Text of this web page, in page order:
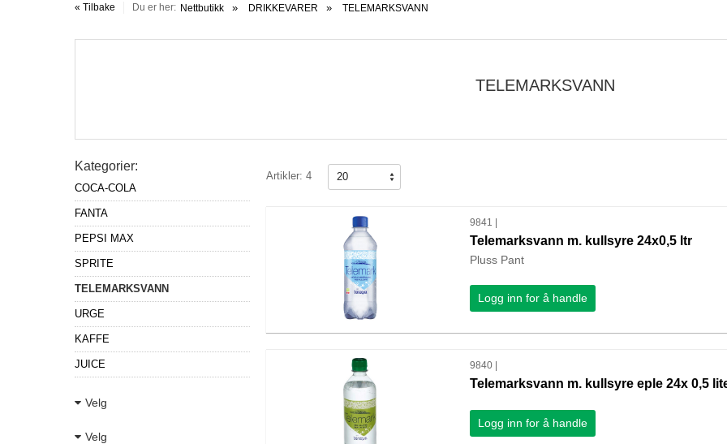
« Tilbake Du er her: Nettbutikk DRIKKEVARER TELEMARKSVANN
TELEMARKSVANN
Artikler: 4
Kategorier:
COCA-COLA
FANTA
PEPSI MAX
SPRITE
TELEMARKSVANN
URGE
KAFFE
JUICE
Velg
Velg
9841 |
Telemarksvann m. kullsyre 24x0,5 ltr
Pluss Pant
Logg inn for å handle
9840 |
Telemarksvann m. kullsyre eple 24x 0,5
Logg inn for å handle